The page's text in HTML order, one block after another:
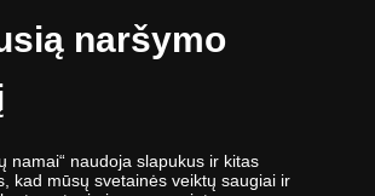
nuo 9:00 iki 17:00 val.
naršymo
namai“ naudoja slapukus ir kitas
kad mūsų svetainės veiktų saugiai ir